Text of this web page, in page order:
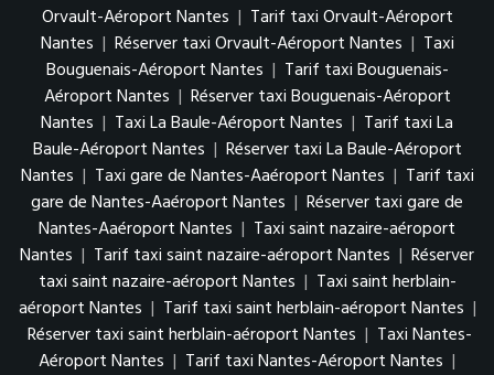
Orvault-Aéroport Nantes | Tarif taxi Orvault-Aéroport
Nantes | Réserver taxi Orvault-Aéroport Nantes | Taxi
Bouguenais-Aéroport Nantes | Tarif taxi Bouguenais-
Aéroport Nantes | Réserver taxi Bouguenais-Aéroport
Nantes | Taxi La Baule-Aéroport Nantes | Tarif taxi La
Baule-Aéroport Nantes | Réserver taxi La Baule-Aéroport
Nantes | Taxi gare de Nantes-Aaéroport Nantes | Tarif taxi
gare de Nantes-Aaéroport Nantes | Réserver taxi gare de
Nantes-Aaéroport Nantes | Taxi saint nazaire-aéroport
Nantes | Tarif taxi saint nazaire-aéroport Nantes | Réserver
taxi saint nazaire-aéroport Nantes | Taxi saint herblain-
aéroport Nantes | Tarif taxi saint herblain-aéroport Nantes |
Réserver taxi saint herblain-aéroport Nantes | Taxi Nantes-
Aéroport Nantes | Tarif taxi Nantes-Aéroport Nantes |